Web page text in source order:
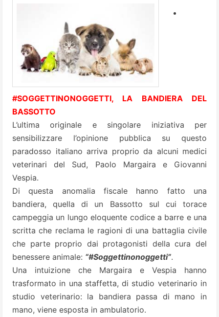
#SOGGETTINONOGGETTI, LA BANDIERA DEL
BASSOTTO
L’ultima originale e singolare iniziativa per
sensibilizzare l’opinione pubblica su questo
paradosso italiano arriva proprio da alcuni medici
veterinari del Sud, Paolo Margaira e Giovanni
Vespia.
Di questa anomalia fiscale hanno fatto una
bandiera, quella di un Bassotto sul cui torace
campeggia un lungo eloquente codice a barre e una
scritta che reclama le ragioni di una battaglia civile
che parte proprio dai protagonisti della cura del
benessere animale: “#Soggettinonoggetti”.
Una intuizione che Margaira e Vespia hanno
trasformato in una staffetta, di studio veterinario in
studio veterinario: la bandiera passa di mano in
mano, viene esposta in ambulatorio.